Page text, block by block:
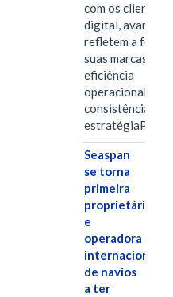
com os clientes
digital, avanços
refletem a força
suas marcas, a
eficiência
operacional e a
consistência de
Seaspan
se torna
primeira
proprietária
e
operadora
internacional
de navios
a ter